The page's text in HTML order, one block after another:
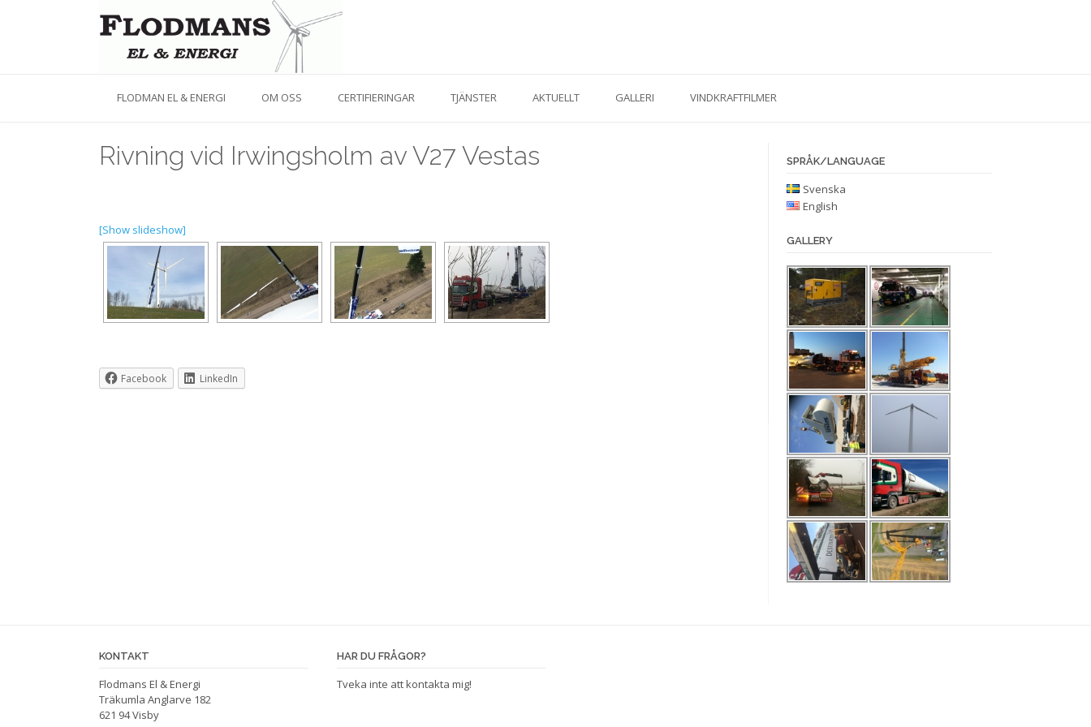
FLODMAN EL & ENERGI OM OSS CERTIFIERINGAR TJÄNSTER AKTUELLT GALLERI VINDKRAFTFILMER
Rivning vid Irwingsholm av V27 Vestas
[Show slideshow]
Facebook LinkedIn
SPRÅK/LANGUAGE
Svenska
English
GALLERY
KONTAKT
Flodmans El & Energi
Träkumla Anglarve 182
621 94 Visby
HAR DU FRÅGOR?
Tveka inte att kontakta mig!